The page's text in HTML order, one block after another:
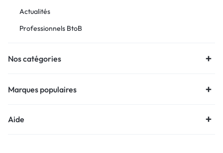
Actualités
Professionnels BtoB
Nos catégories
Marques populaires
Aide